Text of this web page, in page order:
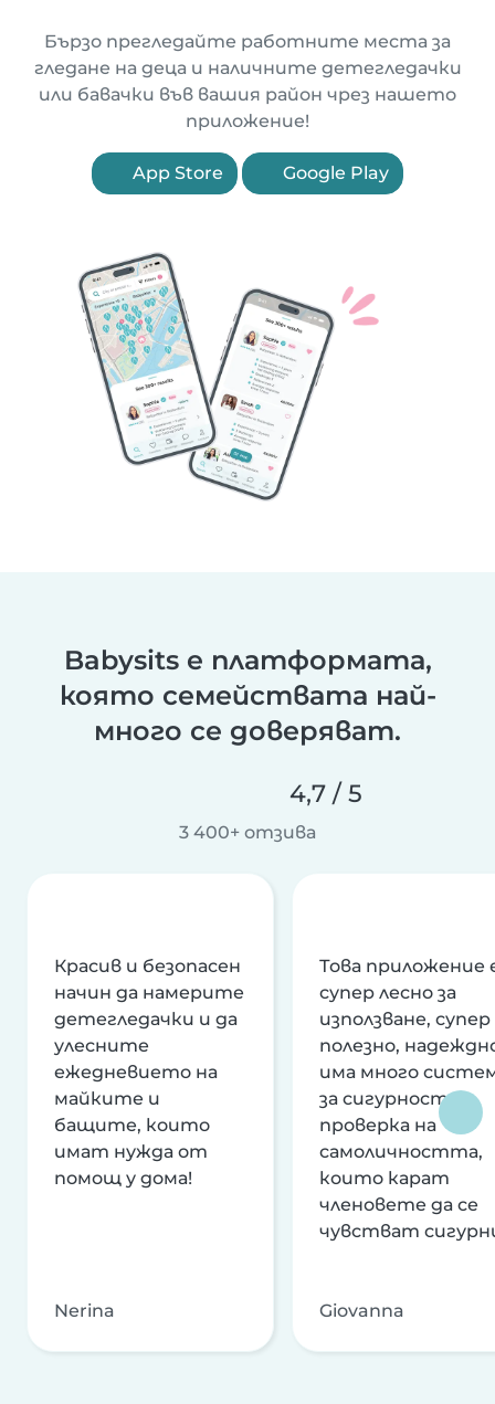
Бързо прегледайте работните места за
гледане на деца и наличните детегледачки
или бавачки във вашия район чрез нашето
приложение!
App Store Google Play
Babysits е платформата,
която семействата най-
много се доверяват.
4,7 / 5
3 400+ отзива
Красив и безопасен
начин да намерите
детегледачки и да
улесните
ежедневието на
майките и
бащите, които
имат нужда от
помощ у дома!
Nerina
Това приложение
супер лесно за
използване, супер
полезно,
има много
за сигурност и
проверка на
самоличността,
които карат
членовете да се
чувстват
Giovanna